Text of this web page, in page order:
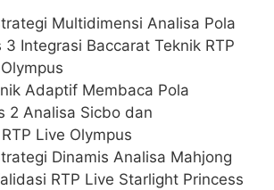
Multidimensi Analisa Pola
3 Integrasi Baccarat Teknik RTP
Adaptif Membaca Pola
2 Analisa Sicbo dan
Live Olympus
Dinamis Analisa Mahjong
RTP Live Starlight Princess